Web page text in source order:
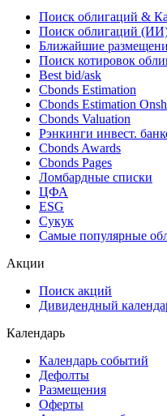
Поиск облигаций &
Поиск облигаций
Ближайшие
Поиск котировок
Best bid/ask
Cbonds Estimation
Cbonds Estimation
Cbonds Valuation
Рэнкинги инвест.
Cbonds Awards
Cbonds Pages
Ломбардные списки
ЦФА
ESG
Сукук
Самые популярные
Акции
Поиск акций
Дивидендный
Календарь
Календарь событий
Дефолты
Размещения
Оферты